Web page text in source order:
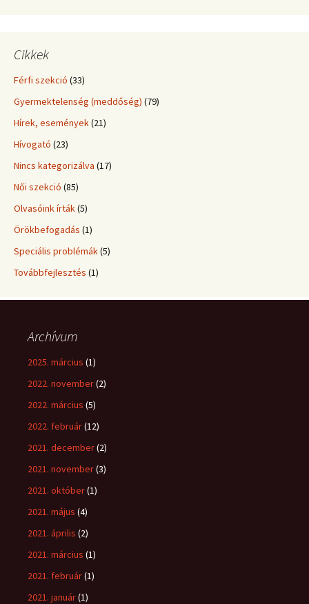
Cikkek
Férfi szekció (33)
Gyermektelenség (meddőség) (79)
Hírek, események(21)
Hívogató (23)
Nincs kategorizálva (17)
Női szekció (85)
Olvasóink írták(5)
Örökbefogadás (1)
Speciális problémák(5)
Továbbfejlesztés (1)
Archívum
2025. március (1)
2022. november(2)
2022. március (5)
2022. február(12)
2021. december(2)
2021. november(3)
2021. október(1)
2021. május (4)
2021. április (2)
2021. március (1)
2021. február(1)
2021. január(1)